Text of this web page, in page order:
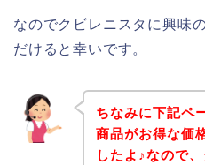
なのでクビレニスタに興味
だけると幸いです。
ちなみに下記ペ
商品がお得な価
したよ♪なので